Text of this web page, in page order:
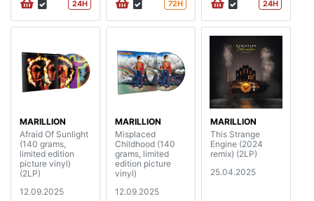
24H 72H 24H
MARILLION
Afraid Of Sunlight
(140 grams,
limited edition
picture vinyl)
(2LP)
12.09.2025
MARILLION
Misplaced
Childhood (140
grams, limited
edition picture
vinyl)
12.09.2025
MARILLION
This Strange
Engine (2024
remix) (2LP)
25.04.2025